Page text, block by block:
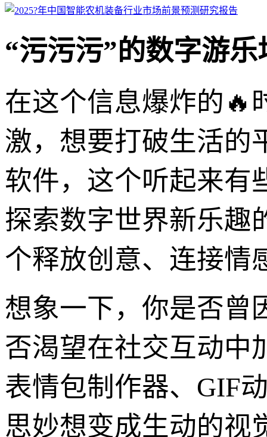
“污污污”的数字游
在这个信息爆炸的🔥
激，想要打破生活的
软件，这个听起来有
探索数字世界新乐趣
个释放创意、连接情
想象一下，你是否曾
否渴望在社交互动中
表情包制作器、GIF
思妙想变成生动的视